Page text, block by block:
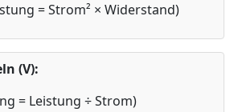
= Strom² × Widerstand)
(V):
= Leistung ÷ Strom)